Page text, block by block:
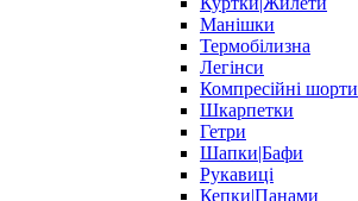
Манішки
Термобілизна
Легінси
Компресійні шорти
Шкарпетки
Гетри
Шапки|Бафи
Рукавиці
Кепки|Панами